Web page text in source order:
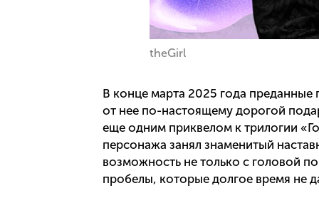
theGirl
В конце марта 2025 года преданные
от нее по-настоящему дорогой
еще одним приквелом к трилогии
персонажа занял знаменитый
возможность не только с головой
пробелы, которые долгое время не